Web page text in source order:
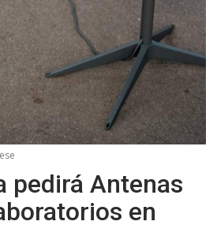
pedirá Antenas
en